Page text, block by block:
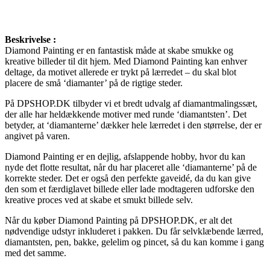
Beskrivelse :
Diamond Painting er en fantastisk måde at skabe smukke og
kreative billeder til dit hjem. Med Diamond Painting kan enhver
deltage, da motivet allerede er trykt på lærredet – du skal blot
placere de små ‘diamanter’ på de rigtige steder.
På DPSHOP.DK tilbyder vi et bredt udvalg af diamantmalingssæt,
der alle har heldækkende motiver med runde ‘diamantsten’. Det
betyder, at ‘diamanterne’ dækker hele lærredet i den størrelse, der er
angivet på varen.
Diamond Painting er en dejlig, afslappende hobby, hvor du kan
nyde det flotte resultat, når du har placeret alle ‘diamanterne’ på de
korrekte steder. Det er også den perfekte gaveidé, da du kan give
den som et færdiglavet billede eller lade modtageren udforske den
kreative proces ved at skabe et smukt billede selv.
Når du køber Diamond Painting på DPSHOP.DK, er alt det
nødvendige udstyr inkluderet i pakken. Du får selvklæbende lærred,
diamantsten, pen, bakke, gelelim og pincet, så du kan komme i gang
med det samme.